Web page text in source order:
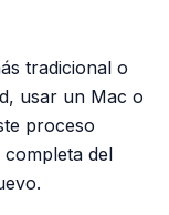
tradicional o
usar un Mac o
proceso
del